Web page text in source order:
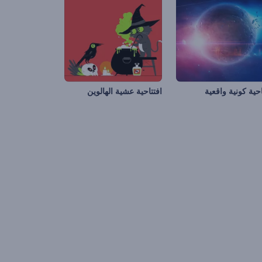
كونية واقعية افتتاحية عشية الهالوين